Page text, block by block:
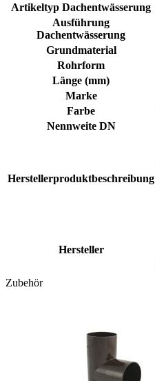
Artikeltyp Dachentwässerung
Ausführung
Dachentwässerung
Grundmaterial
Rohrform
Länge (mm)
Marke
Farbe
Nennweite DN
Herstellerproduktbeschreibung
Hersteller
Zubehör